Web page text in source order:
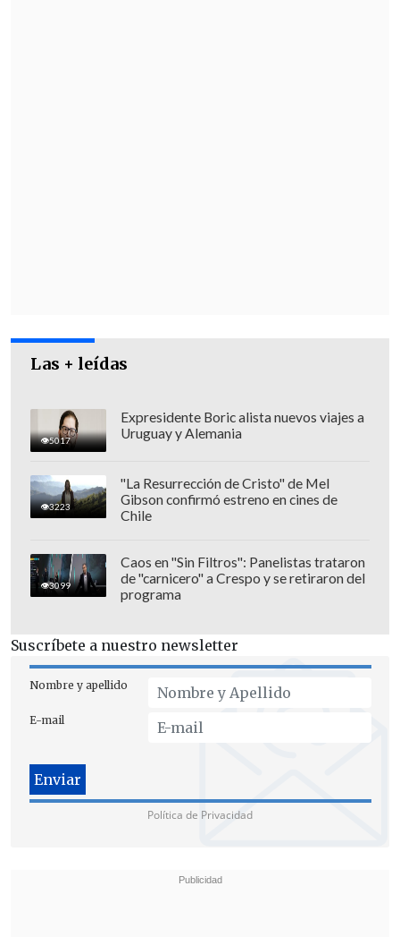
Las + leídas
5017
Expresidente Boric alista nuevos viajes a
Uruguay y Alemania
3223
"La Resurrección de Cristo" de Mel
Gibson confirmó estreno en cines de
Chile
3099
Caos en "Sin Filtros": Panelistas trataron
de "carnicero" a Crespo y se retiraron del
programa
Suscríbete a nuestro newsletter
Nombre y apellido
E-mail
Política de Privacidad